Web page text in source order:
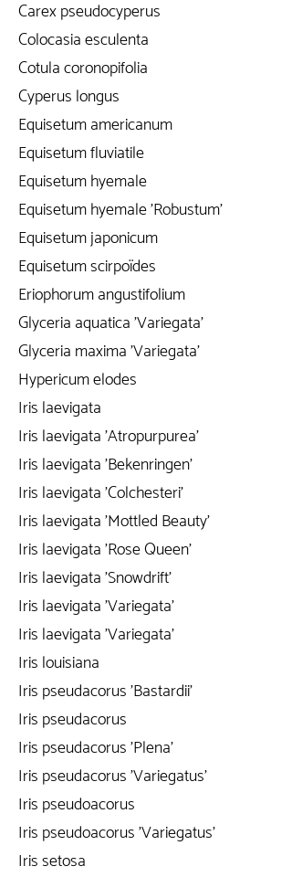
Carex pseudocyperus
Colocasia esculenta
Cotula coronopifolia
Cyperus longus
Equisetum americanum
Equisetum fluviatile
Equisetum hyemale
Equisetum hyemale 'Robustum'
Equisetum japonicum
Equisetum scirpoïdes
Eriophorum angustifolium
Glyceria aquatica 'Variegata'
Glyceria maxima 'Variegata'
Hypericum elodes
Iris laevigata
Iris laevigata 'Atropurpurea'
Iris laevigata 'Bekenringen'
Iris laevigata 'Colchesteri'
Iris laevigata 'Mottled Beauty'
Iris laevigata 'Rose Queen'
Iris laevigata 'Snowdrift'
Iris laevigata 'Variegata'
Iris laevigata 'Variegata'
Iris louisiana
Iris pseudacorus 'Bastardii'
Iris pseudacorus
Iris pseudacorus 'Plena'
Iris pseudacorus 'Variegatus'
Iris pseudoacorus
Iris pseudoacorus 'Variegatus'
Iris setosa